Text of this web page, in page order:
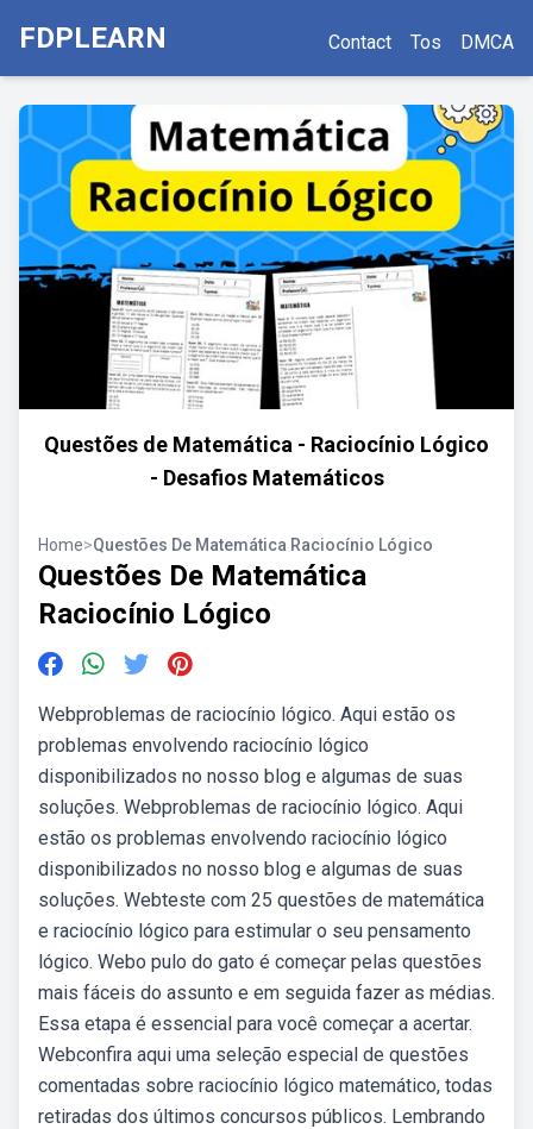
FDPLEARN Contact Tos DMCA
Questões de Matemática - Raciocínio Lógico
- Desafios Matemáticos
Home>Questões De Matemática Raciocínio Lógico
Questões De Matemática
Raciocínio Lógico
Webproblemas de raciocínio lógico. Aqui estão os
problemas envolvendo raciocínio lógico
disponibilizados no nosso blog e algumas de suas
soluções. Webproblemas de raciocínio lógico. Aqui
estão os problemas envolvendo raciocínio lógico
disponibilizados no nosso blog e algumas de suas
soluções. Webteste com 25 questões de matemática
e raciocínio lógico para estimular o seu pensamento
lógico. Webo pulo do gato é começar pelas questões
mais fáceis do assunto e em seguida fazer as médias.
Essa etapa é essencial para você começar a acertar.
Webconfira aqui uma seleção especial de questões
comentadas sobre raciocínio lógico matemático, todas
retiradas dos últimos concursos públicos. Lembrando